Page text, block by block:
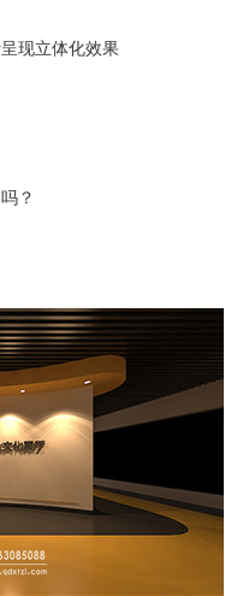
现立体化效果
？